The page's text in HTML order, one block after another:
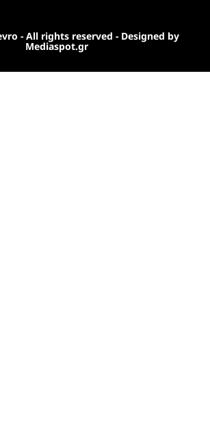
- All rights reserved - Designed by
Mediaspot.gr